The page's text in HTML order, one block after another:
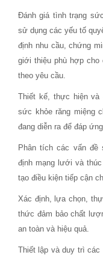
Đánh giá tình trạng
sử dụng các yếu tố
định nhu cầu, chứng
giới thiệu phù hợp cho
theo yêu cầu.
Thiết kế, thực hiện và
sức khỏe răng miệng
đang diễn ra để đáp
Phân tích các vấn đề
định mạng lưới và
tạo điều kiện tiếp cận
Xác định, lựa chọn,
thức đảm bảo chất
an toàn và hiệu quả.
Thiết lập và duy trì các